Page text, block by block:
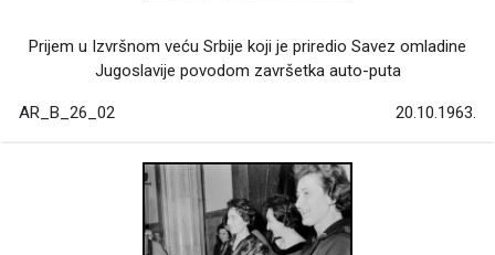
Prijem u Izvršnom veću Srbije koji je priredio Savez omladine
Jugoslavije povodom završetka auto-puta
AR_B_26_02 20.10.1963.